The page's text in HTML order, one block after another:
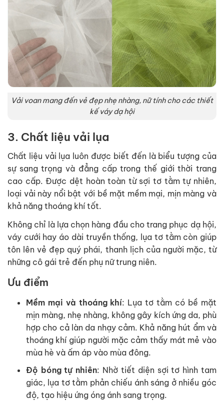
Vải voan mang đến vẻ đẹp nhẹ nhàng, nữ tính cho các thiết
kế váy dạ hội
3. Chất liệu vải lụa
Chất liệu vải lụa luôn được biết đến là biểu tượng của
sự sang trọng và đẳng cấp trong thế giới thời trang
cao cấp. Được dệt hoàn toàn từ sợi tơ tằm tự nhiên,
loại vải này nổi bật với bề mặt mềm mại, mịn màng và
khả năng thoáng khí tốt.
Không chỉ là lựa chọn hàng đầu cho trang phục dạ hội,
váy cưới hay áo dài truyền thống, lụa tơ tằm còn giúp
tôn lên vẻ đẹp quý phái, thanh lịch của người mặc, từ
những cô gái trẻ đến phụ nữ trung niên.
Ưu điểm
Mềm mại và thoáng khí: Lụa tơ tằm có bề mặt
mịn màng, nhẹ nhàng, không gây kích ứng da, phù
hợp cho cả làn da nhạy cảm. Khả năng hút ẩm và
thoáng khí giúp người mặc cảm thấy mát mẻ vào
mùa hè và ấm áp vào mùa đông.
Độ bóng tự nhiên: Nhờ tiết diện sợi tơ hình tam
giác, lụa tơ tằm phản chiếu ánh sáng ở nhiều góc
độ, tạo hiệu ứng óng ánh sang trọng.